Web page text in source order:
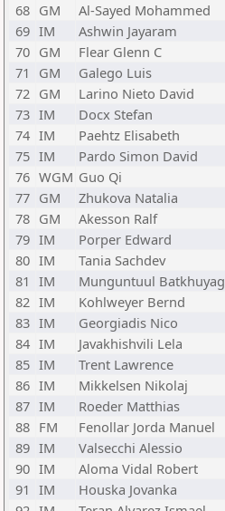
68 GM Al-Sayed Mohammed
69 IM Ashwin Jayaram
70 GM Flear Glenn C
71
GM Galego Luis
72 GM Larino Nieto David
73 IM Docx Stefan
74 IM Paehtz Elisabeth
75 IM Pardo Simon David
76 WGM Guo Qi
77 GM Zhukova Natalia
78 GM Akesson Ralf
79 IM Porper Edward
80 IM Tania Sachdev
81 IM Munguntuul Batkhuyag
82 IM Kohlweyer Bernd
83 IM Georgiadis Nico
84 IM Javakhishvili Lela
85 IM Trent Lawrence
86 IM Mikkelsen Nikolaj
87 IM Roeder Matthias
88 FM Fenollar Jorda Manuel
89 IM Valsecchi Alessio
90 IM Aloma Vidal Robert
91 IM Houska Jovanka